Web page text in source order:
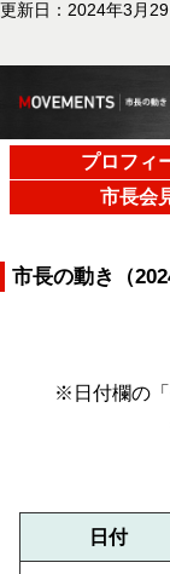
更新日：2024年3月29
プロフィ
市長会
市長の動き（
※日付欄の「
日付